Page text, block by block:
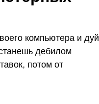
компьютера и дуй
дебилом
потом от